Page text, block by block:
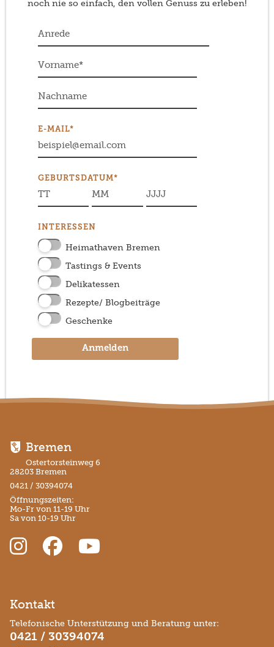
noch nie so einfach, den vollen Genuss zu erleben!
E-MAIL*
GEBURTSDATUM*
INTERESSEN
Heimathaven Bremen
Tastings & Events
Delikatessen
Rezepte/ Blogbeiträge
Geschenke
Anmelden
Bremen
Ostertorsteinweg 6
28203 Bremen
0421 / 30394074
Öffnungszeiten:
Mo-Fr von 11-19 Uhr
Sa von 10-19 Uhr
Kontakt
Telefonische Unterstützung und Beratung unter:
0421 / 30394074